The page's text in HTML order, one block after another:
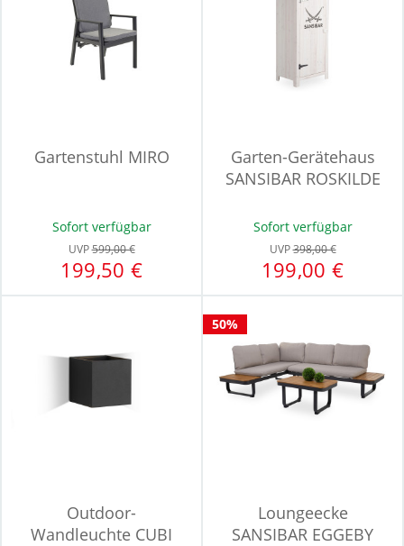
Gartenstuhl MIRO
Sofort verfügbar
UVP599,00 €
199,50 €
Garten-Gerätehaus
SANSIBAR ROSKILDE
Sofort verfügbar
UVP398,00 €
199,00 €
Outdoor-
Wandleuchte CUBI
50%
Loungeecke
SANSIBAR EGGEBY